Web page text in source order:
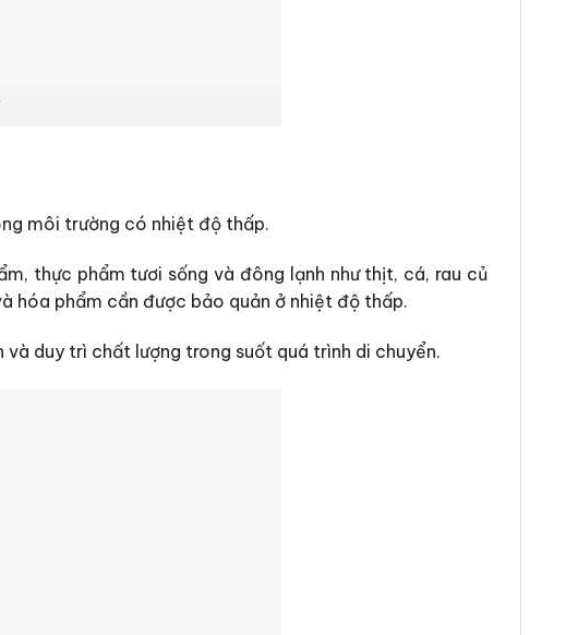
môi trường có nhiệt độ thấp.
thực phẩm tươi sống và đông lạnh như thịt, cá, rau củ
hóa phẩm cần được bảo quản ở nhiệt độ thấp.
duy trì chất lượng trong suốt quá trình di chuyển.